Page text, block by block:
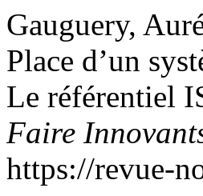
Gauguery,
Place d’un
Le référentiel
Faire
https://revue-